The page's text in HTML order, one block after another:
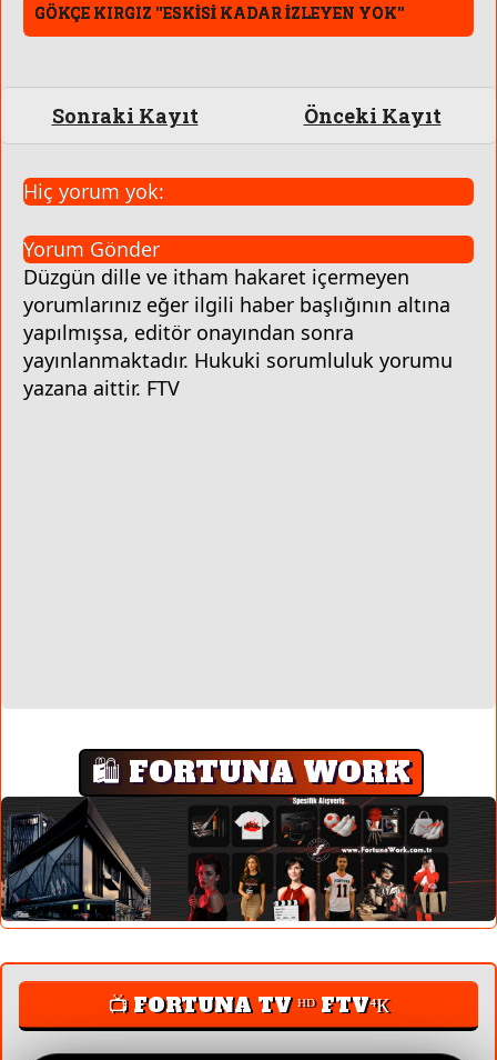
GÖKÇE KIRGIZ ''ESKİSİ KADAR İZLEYEN YOK''
Sonraki Kayıt Önceki Kayıt
Hiç yorum yok:
Yorum Gönder
Düzgün dille ve itham hakaret içermeyen
yorumlarınız eğer ilgili haber başlığının altına
yapılmışsa, editör onayından sonra
yayınlanmaktadır. Hukuki sorumluluk yorumu
yazana aittir. FTV
🛍️ FORTUNA WORK
📺 FORTUNA TV ᴴᴰ FTV⁴К